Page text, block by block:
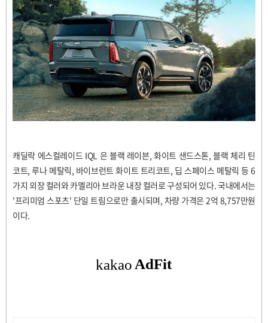
캐딜락 에스컬레이드 IQL 은 블랙 레이븐, 화이트 샌드스톤, 블랙 체리 틴
코트, 루나 메탈릭, 바이브런트 화이트 트리코트, 딥 스페이스 메탈릭 등 6
가지 외장 컬러와 카멜리아 브라운 내장 컬러로 구성되어 있다. 국내에서는
'프리미엄 스포츠' 단일 트림으로만 출시되며, 차량 가격은 2억 8,757만원
이다.